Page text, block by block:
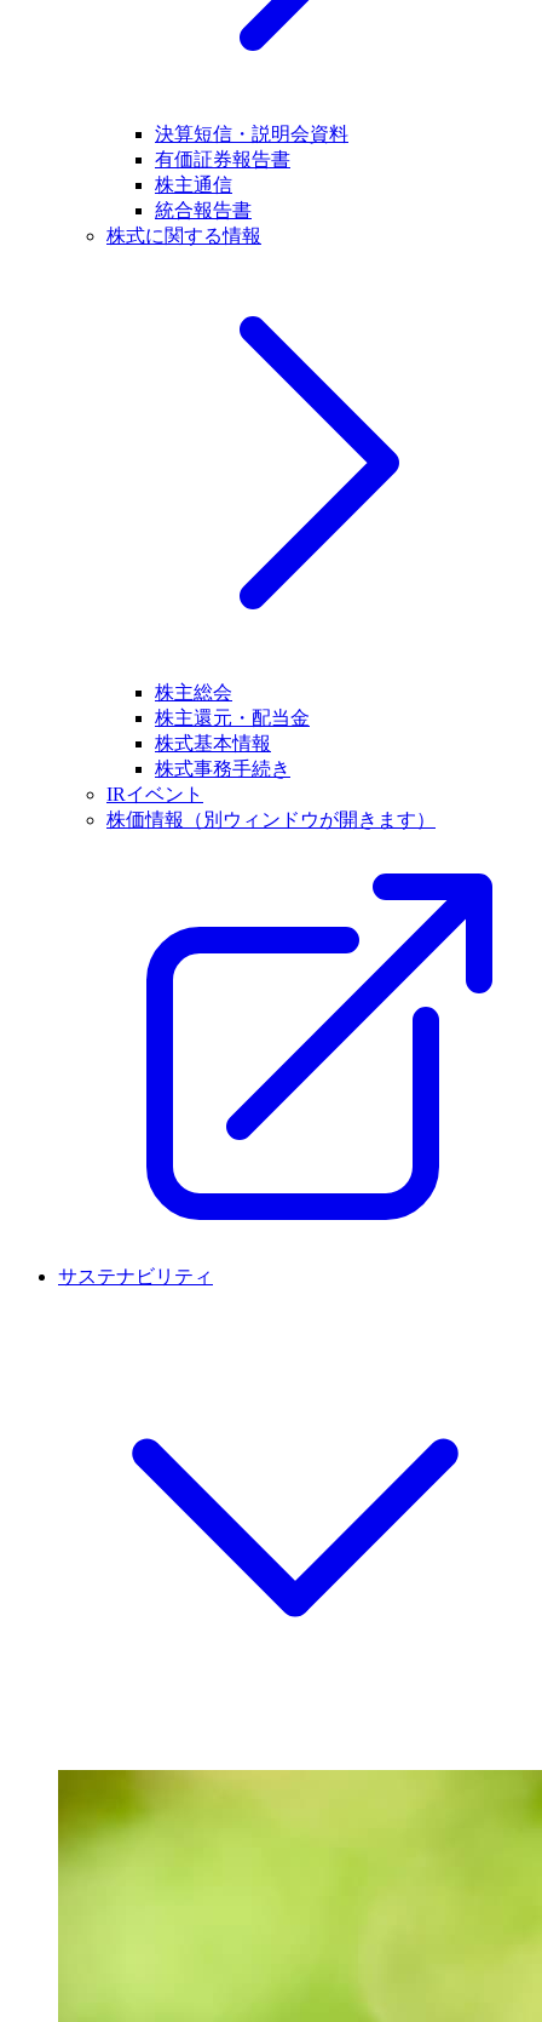
決算短信・説明会資料
有価証券報告書
株主通信
統合報告書
株式に関する情報
株主総会
株主還元・配当金
株式基本情報
株式事務手続き
IRイベント
株価情報
（別ウィンドウが開きます）
サステナビリティ